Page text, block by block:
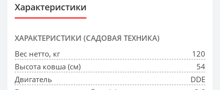
Характеристики
ХАРАКТЕРИСТИКИ (САДОВАЯ ТЕХНИКА)
Вес нетто, кг
120
Высота ковша (см)
54
Двигатель
DDE